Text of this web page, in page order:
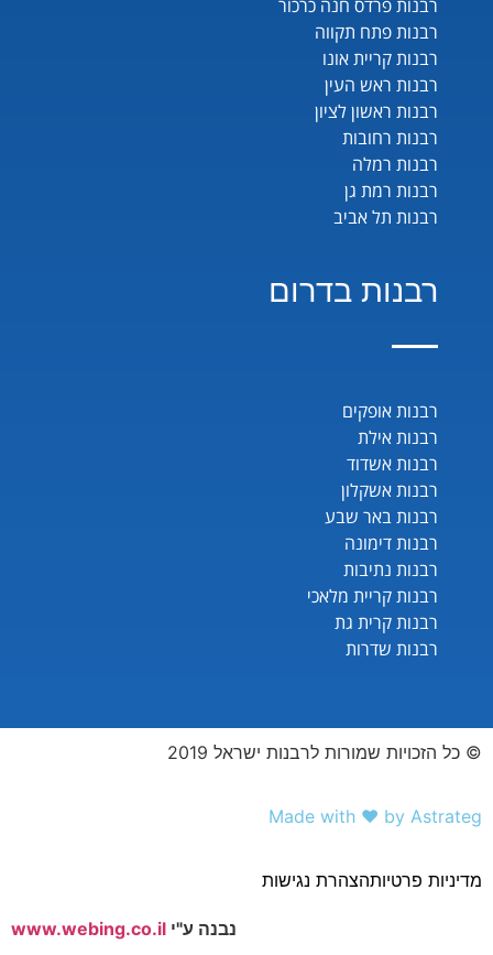
רבנות פרדס חנה כרכור
רבנות פתח תקווה
רבנות קריית אונו
רבנות ראש העין
רבנות ראשון לציון
רבנות רחובות
רבנות רמלה
רבנות רמת גן
רבנות תל אביב
רבנות בדרום
רבנות אופקים
רבנות אילת
רבנות אשדוד
רבנות אשקלון
רבנות באר שבע
רבנות דימונה
רבנות נתיבות
רבנות קריית מלאכי
רבנות קרית גת
רבנות שדרות
© כל הזכויות שמורות לרבנות ישראל 2019
Made with ❤️ by Astrateg
מדיניות פרטיותהצהרת נגישות
נבנה ע"י www.webing.co.il